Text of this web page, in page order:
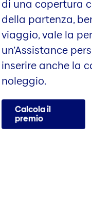
di una copertura
della partenza,
viaggio, vale la
un’Assistance
inserire anche la
noleggio.
Calcola il
premio